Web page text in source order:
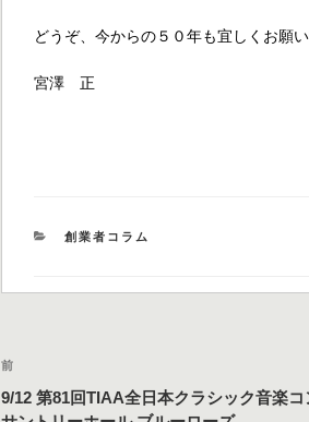
どうぞ、今からの５０年も宜しくお願い
宮澤 正
カ
創業者コラム
投
稿
ナ
過
去
の
前
9/12 第81回TIAA全日本クラシック音楽コ